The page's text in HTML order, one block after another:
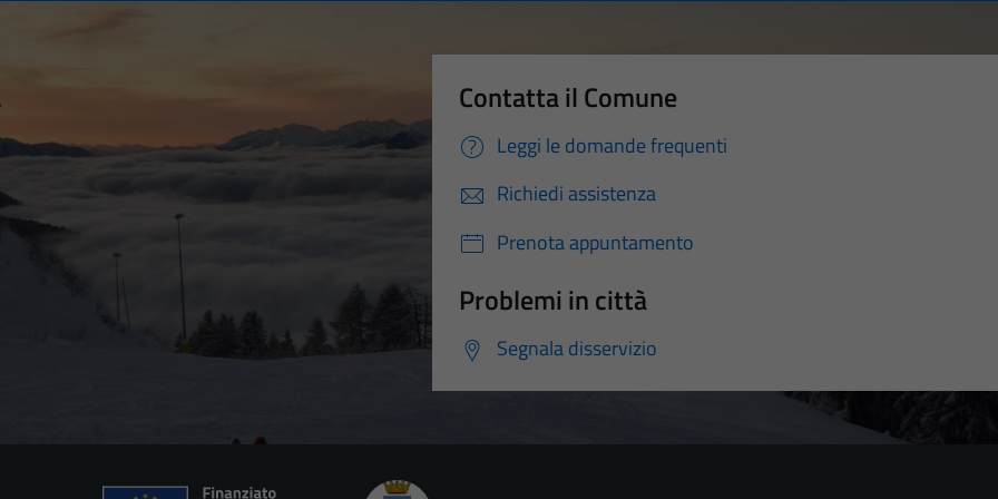
Contatta il Comune
Leggi le domande frequenti
Richiedi assistenza
Prenota appuntamento
Problemi in città
Segnala disservizio